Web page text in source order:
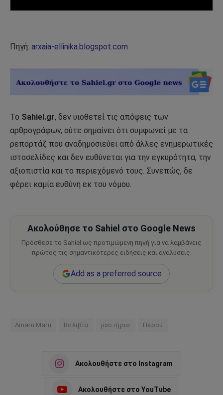
Πηγή: arxaia-ellinika.blogspot.com
Το Sahiel.gr, δεν υιοθετεί τις απόψεις των
αρθρογράφων, ούτε σημαίνει ότι συμφωνεί με τα
ρεπορτάζ που αναδημοσιεύει από άλλες ενημερωτικές
ιστοσελίδες και δεν ευθύνεται για την εγκυρότητα, την
αξιοπιστία και το περιεχόμενό τους. Συνεπώς, δε
φέρει καμία ευθύνη εκ του νόμου.
Ακολούθησε το Sahiel στο Google News
Πρόσθεσε το Sahiel ως προτιμώμενη πηγή για να λαμβάνεις
πρώτος τις σημαντικότερες ειδήσεις και αναλύσεις.
Add as a preferred source
Amaru Maru Βολιβία μυστήριο Περού
Ακολουθήστε στο Instagram
Ακολουθήστε στο YouTube